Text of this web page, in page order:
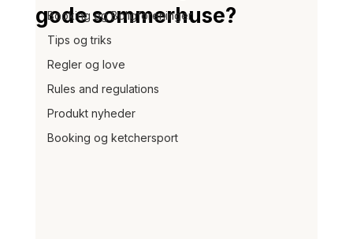
Booking og Boligforeninger
Tips og triks
Regler og love
Rules and regulations
Produkt nyheder
Booking og ketchersport
gode sommerhuse?